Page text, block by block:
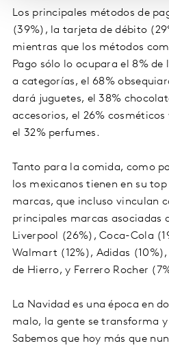
Los principales métodos de
(39%), la tarjeta de débito
mientras que los métodos
Pago sólo lo ocupara el 8% de
a categorías, el 68%
dará juguetes, el 38%
accesorios, el 26%
el 32% perfumes.
Tanto para la comida, como
los mexicanos tienen en su
marcas, que incluso vinculan
principales marcas asociadas
Liverpool (26%), Coca-Cola
Walmart (12%), Adidas
de Hierro, y Ferrero Rocher
La Navidad es una época en
malo, la gente se transforma
Sabemos que hoy más que